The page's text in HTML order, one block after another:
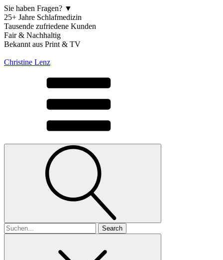
Sie haben Fragen? ▼
25+ Jahre Schlafmedizin
Tausende zufriedene Kunden
Fair & Nachhaltig
Bekannt aus Print & TV
Christine Lenz
Search
for